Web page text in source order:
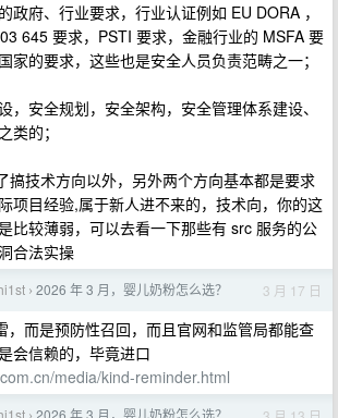
政府、行业要求，行业认证例如 EU DORA ，
645 要求，PSTI 要求，金融行业的 MSFA 要
家的要求，这些也是安全人员负责范畴之一；
，安全规划，安全架构，安全管理体系建设、
类的；
搞技术方向以外，另外两个方向基本都是要求
项目经验,属于新人进不来的，技术向，你的这
比较薄弱，可以去看一下那些有 src 服务的公
合法实操
› 2026 年 3 月，婴儿奶粉怎么选？ 3 月 17 日
，而是预防性召回，而且官网和监管局都能查
会信赖的，毕竟进口
media/kind-reminder.html
2026 年 3 月，婴儿奶粉怎么选？